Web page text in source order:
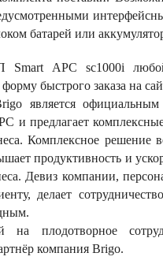
батарей или
Smart APC sc1000i
быстрого заказа на
является официальным
и предлагает
Комплексное решение
продуктивность и
Девиз компании,
делает
на плодотворное
компания Brigo.